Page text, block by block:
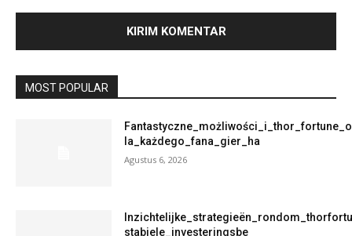
MOST POPULAR
la_każdego_fana_gier_ha
Agustus 6, 2026
stabiele_investeringsbe